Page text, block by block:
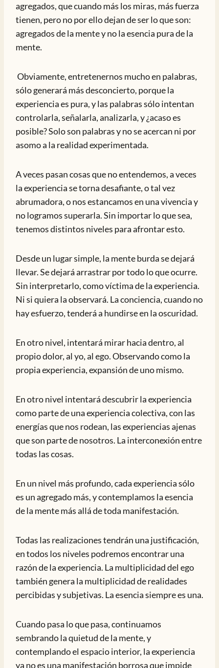
agregados, que cuando más los miras, más fuerza
tienen, pero no por ello dejan de ser lo que son:
agregados de la mente y no la esencia pura de la
mente.
Obviamente, entretenernos mucho en palabras,
sólo generará más desconcierto, porque la
experiencia es pura, y las palabras sólo intentan
controlarla, señalarla, analizarla, y ¿acaso es
posible? Solo son palabras y no se acercan ni por
asomo a la realidad experimentada.
A veces pasan cosas que no entendemos, a veces
la experiencia se torna desafiante, o tal vez
abrumadora, o nos estancamos en una vivencia y
no logramos superarla. Sin importar lo que sea,
tenemos distintos niveles para afrontar esto.
Desde un lugar simple, la mente burda se dejará
llevar. Se dejará arrastrar por todo lo que ocurre.
Sin interpretarlo, como víctima de la experiencia.
Ni si quiera la observará. La conciencia, cuando no
hay esfuerzo, tenderá a hundirse en la oscuridad.
En otro nivel, intentará mirar hacia dentro, al
propio dolor, al yo, al ego. Observando como la
propia experiencia, expansión de uno mismo.
En otro nivel intentará descubrir la experiencia
como parte de una experiencia colectiva, con las
energías que nos rodean, las experiencias ajenas
que son parte de nosotros. La interconexión entre
todas las cosas.
En un nivel más profundo, cada experiencia sólo
es un agregado más, y contemplamos la esencia
de la mente más allá de toda manifestación.
Todas las realizaciones tendrán una justificación,
en todos los niveles podremos encontrar una
razón de la experiencia. La multiplicidad del ego
también genera la multiplicidad de realidades
percibidas y subjetivas. La esencia siempre es una.
Cuando pasa lo que pasa, continuamos
sembrando la quietud de la mente, y
contemplando el espacio interior, la experiencia
ya no es una manifestación borrosa que impide